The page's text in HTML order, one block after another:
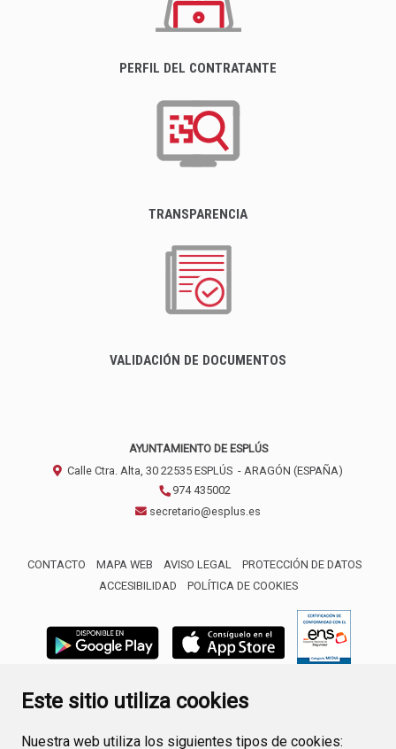
Este sitio utiliza cookies
Nuestra web utiliza los siguientes tipos de cookies:
PERFIL DEL CONTRATANTE
TRANSPARENCIA
VALIDACIÓN DE DOCUMENTOS
AYUNTAMIENTO DE ESPLÚS
Calle Ctra. Alta, 30 22535 ESPLÚS - ARAGÓN (ESPAÑA)
974 435002
secretario@esplus.es
CONTACTO MAPA WEB AVISO LEGAL
PROTECCIÓN DE DATOS
ACCESIBILIDAD
POLÍTICA DE COOKIES